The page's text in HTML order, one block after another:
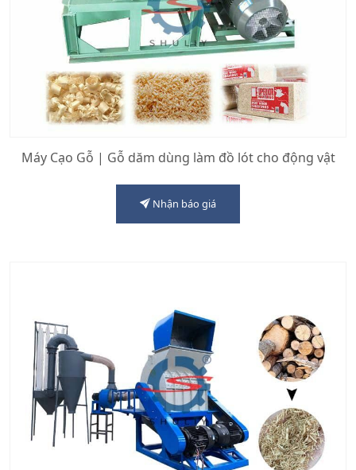
Máy Cạo Gỗ | Gỗ dăm dùng làm đồ lót cho động vật
Nhận báo giá